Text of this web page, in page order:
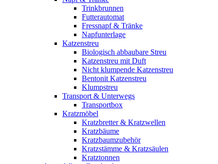
Trinkbrunnen
Futterautomat
Fressnapf & Tränke
Napfunterlage
Katzenstreu
Biologisch abbaubare Streu
Katzenstreu mit Duft
Nicht klumpende Katzenstreu
Bentonit Katzenstreu
Klumpstreu
Transport & Unterwegs
Transportbox
Kratzmöbel
Kratzbretter & Kratzwellen
Kratzbäume
Kratzbaumzubehör
Kratzstämme & Kratzsäulen
Kratztonnen